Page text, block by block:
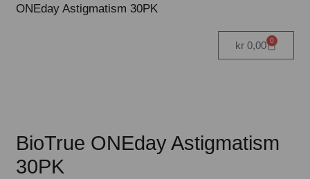
ONEday Astigmatism 30PK
kr0,00 0
BioTrue ONEday Astigmatism
30PK